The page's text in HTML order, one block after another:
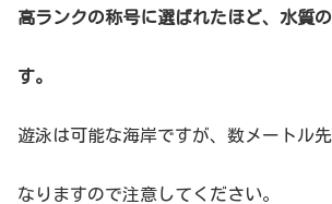
高ランクの称号に選ばれたほど、水質
す。
遊泳は可能な海岸ですが、数メートル
なりますので注意してください。